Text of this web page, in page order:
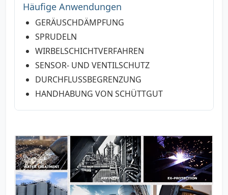
Häufige Anwendungen
GERÄUSCHDÄMPFUNG
SPRUDELN
WIRBELSCHICHTVERFAHREN
SENSOR- UND VENTILSCHUTZ
DURCHFLUSSBEGRENZUNG
HANDHABUNG VON SCHÜTTGUT